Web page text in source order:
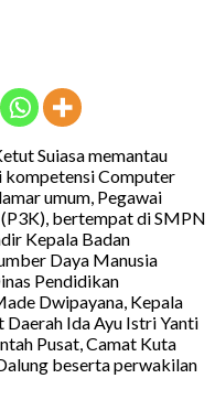
Suiasa memantau
kompetensi Computer
umum, Pegawai
bertempat di SMPN
Kepala Badan
Daya Manusia
Pendidikan
Dwipayana, Kepala
Daerah Ida Ayu Istri Yanti
Pusat, Camat Kuta
beserta perwakilan